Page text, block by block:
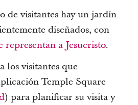
de visitantes hay un jardín
diseñados, con
representan a Jesucristo.
los visitantes que
Temple Square
) para planificar su visita y